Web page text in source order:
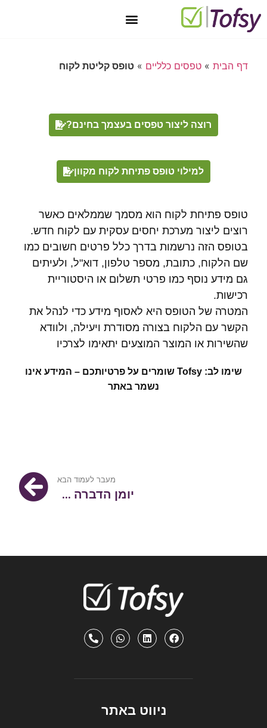
דף הבית »טפסים כלליים »טופס קליטת לקוח
רוצה ליצור טפסים בעצמך בחינם?
למילוי טופס פתיחת לקוח מקוון
טופס פתיחת לקוח הוא מסמך שממלאים כאשר
רוצים ליצור מערכת יחסים עסקית עם לקוח חדש.
בטופס הזה נרשמות בדרך כלל פרטים חשובים כמו
שם הלקוח, כתובת, מספר טלפון, דוא"ל, ולעיתים
גם מידע נוסף כמו פרטי תשלום או היסטוריית
רכישות.
המטרה של הטופס היא לאסוף מידע כדי לנהל את
הקשר עם הלקוח בצורה מסודרת ויעילה, ולוודא
שהשירות או המוצר המוצעים יתאימו לצרכיו
שימו לב: Tofsy שומרים על פרטיותכם – המידע אינו
נשמר באתר
מעבר לעמוד הבא
יומן הדברה דיגיטלי
ניווט באתר